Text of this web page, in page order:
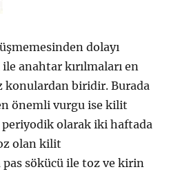
dolayı
anahtar kırılmaları en
biridir. Burada
önemli vurgu ise kilit
olarak iki haftada
olan kilit
pas sökücü ile toz ve kirin